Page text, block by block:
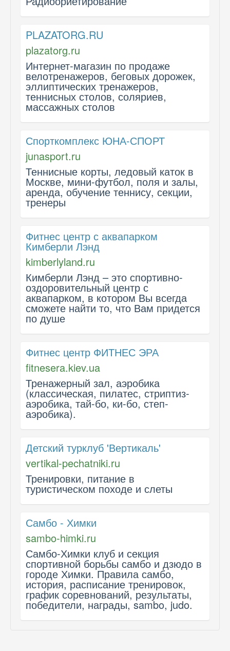
PLAZATORG.RU
plazatorg.ru
Интернет-магазин по продаже
велотренажеров, беговых дорожек,
эллиптических тренажеров,
теннисных столов, соляриев,
массажных столов
Спорткомплекс ЮНА-СПОРТ
junasport.ru
Теннисные корты, ледовый каток в
Москве, мини-футбол, поля и залы,
аренда, обучение теннису, секции,
тренеры
Фитнес центр с аквапарком
Кимберли Лэнд
kimberlyland.ru
Кимберли Лэнд – это спортивно-
оздоровительный центр с
аквапарком, в котором Вы всегда
сможете найти то, что Вам придется
по душе
Фитнес центр ФИТНЕС ЭРА
fitnesera.kiev.ua
Тренажерный зал, аэробика
(классическая, пилатес, стриптиз-
аэробика, тай-бо, ки-бо, степ-
аэробика).
Детский турклуб 'Вертикаль'
vertikal-pechatniki.ru
Тренировки, питание в
туристическом походе и слеты
Самбо - Химки
sambo-himki.ru
Самбо-Химки клуб и секция
спортивной борьбы самбо и дзюдо в
городе Химки. Правила самбо,
история, расписание тренировок,
график соревнований, результаты,
победители, награды, sambo, judo.